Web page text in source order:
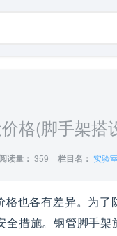
格(脚手架搭
读量： 359 栏目名： 实验
格也各有差异。为
全措施。钢管脚手